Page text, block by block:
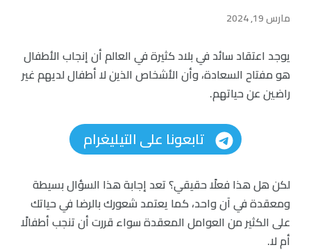
مارس 19, 2024
يوجد اعتقاد سائد في بلاد كثيرة في العالم أن إنجاب الأطفال
هو مفتاح السعادة، وأن الأشخاص الذين لا أطفال لديهم غير
راضين عن حياتهم.
تابعونا على التيليغرام
لكن هل هذا فعلًا حقيقي؟ تعد إجابة هذا السؤال بسيطة
ومعقدة في آن واحد، كما يعتمد شعورك بالرضا في حياتك
على الكثير من العوامل المعقدة سواء قررت أن تنجب أطفالًا
أم لا.